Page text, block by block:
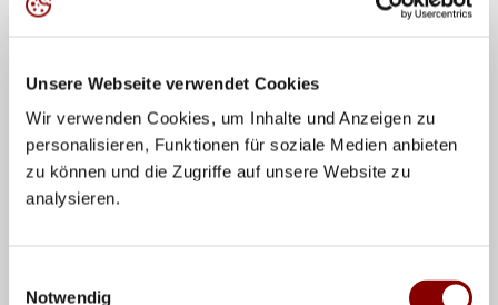
Unsere Webseite verwendet Cookies
Wir verwenden Cookies, um Inhalte und Anzeigen zu
personalisieren, Funktionen für soziale Medien anbieten
zu können und die Zugriffe auf unsere Website zu
analysieren.
Notwendig
September. Dort tritt die deutsche Mannschaft in ihrer
Vorrundengruppe in Ankara auf die Slowakei,
Rumänien, Serbien & Montenegro, Russland und die
Türkei.